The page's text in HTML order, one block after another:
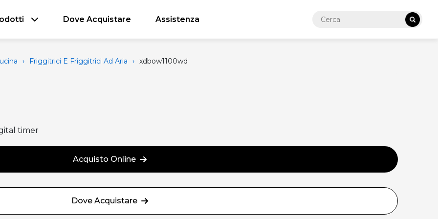
Dove Acquistare Assistenza
› Friggitrici E Friggitrici Ad Aria › xdbow1100wd
timer
Acquisto Online
Dove Acquistare